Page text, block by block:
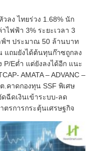
ลง ไทยร่วง 1.68% นัก
ฟฟ้า 3% ระยะเวลา 3
ฟ์ฯ ประมาณ 50 ล้านบาท
แถมยังได้ต้นทุนก๊าซถูกลง
P/Eต่ำ แต่ยังลงได้อีก แนะ
AMATA – ADVANC –
.คาดกองทุน SSF พิเศษ
ฉีดเงินเข้าระบบ-ลด
ตรการกระตุ้นเศรษฐกิจ